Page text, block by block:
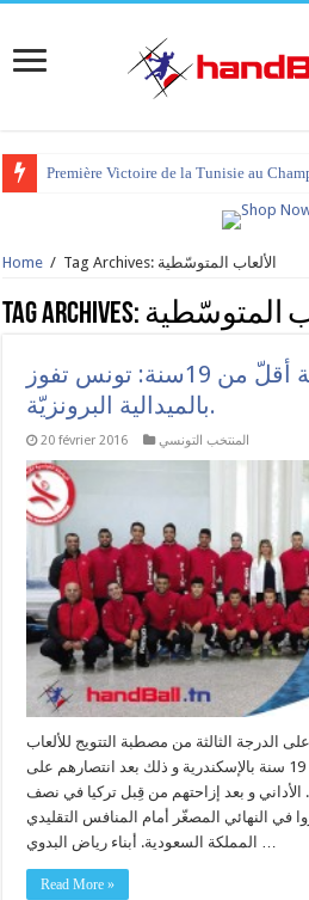
Première Victoire de la Tunisie au
Home / Tag Archives: الألعاب المتوسّطية
Tag Archives: المتوسّطية
الألعاب المتوسّطية أقلّ من 19سنة: تونس تفوز
بالميدالية البرونزيّة.
20 février 2016 المنتخب التونسي
الدرجة الثالثة من مصطبة التتويج للألعاب
المتوسّطية لمن هم دون 19 سنة بالإسكندرية و ذلك بعد انتصارهم على
السعودية بنتيجة 17-15. الأداني و بعد إزاحتهم من قِبل تركيا في نصف
في النهائي المصغّر أمام المنافس التقليدي
Read More »